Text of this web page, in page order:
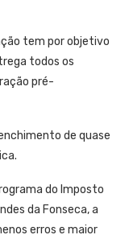
tem por objetivo
todos os
pré-
de quase
do Imposto
da Fonseca, a
erros e maior